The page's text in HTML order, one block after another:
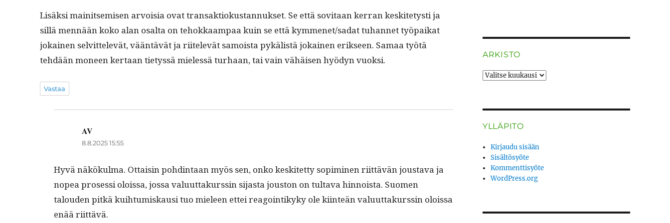
Lisäk­si mainit­semisen arvoisia ovat transak­tiokus­tan­nuk­set. Se että sovi­taan ker­ran keskite­tysti ja
sil­lä men­nään koko alan osalta on tehokkaam­paa kuin se että kymmenet/sadat tuhan­net työ­paikat
jokainen selvit­televät, vään­tävät ja riitelevät samoista pykälistä jokainen erik­seen. Samaa työtä
tehdään mon­een ker­taan tietyssä mielessä turhaan, tai vain vähäisen hyö­dyn vuoksi.
Vastaa
AV
8.8.2025 15:55
Hyvä näkökul­ma. Ottaisin pohd­in­taan myös sen, onko keskitet­ty sopimi­nen riit­tävän jous­ta­va ja
nopea pros­es­si olois­sa, jos­sa val­u­ut­takurssin sijas­ta jous­ton on tul­ta­va hin­noista. Suomen
talouden pitkä kui­h­tu­miskausi tuo mieleen ettei reagoin­tikyky ole kiin­teän val­u­ut­takurssin olois­sa
enää riittävä.
ARKISTO
ARKISTO
YLLÄPITO
Kirjaudu sisään
Sisältösyöte
Kommenttisyöte
WordPress.org